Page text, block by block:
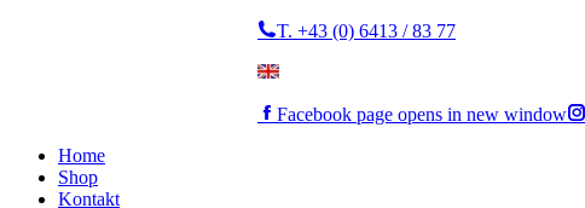
T. +43 (0) 6413 / 83 77
Facebook page opens in new window
Home
Shop
Kontakt